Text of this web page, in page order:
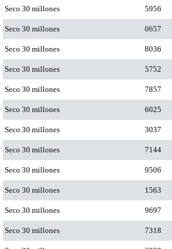
Seco 30 millones 5956
Seco 30 millones 0657
Seco 30 millones 8036
Seco 30 millones 5752
Seco 30 millones 7857
Seco 30 millones 6025
Seco 30 millones 3037
Seco 30 millones 7144
Seco 30 millones 9506
Seco 30 millones 1563
Seco 30 millones 9697
Seco 30 millones 7318